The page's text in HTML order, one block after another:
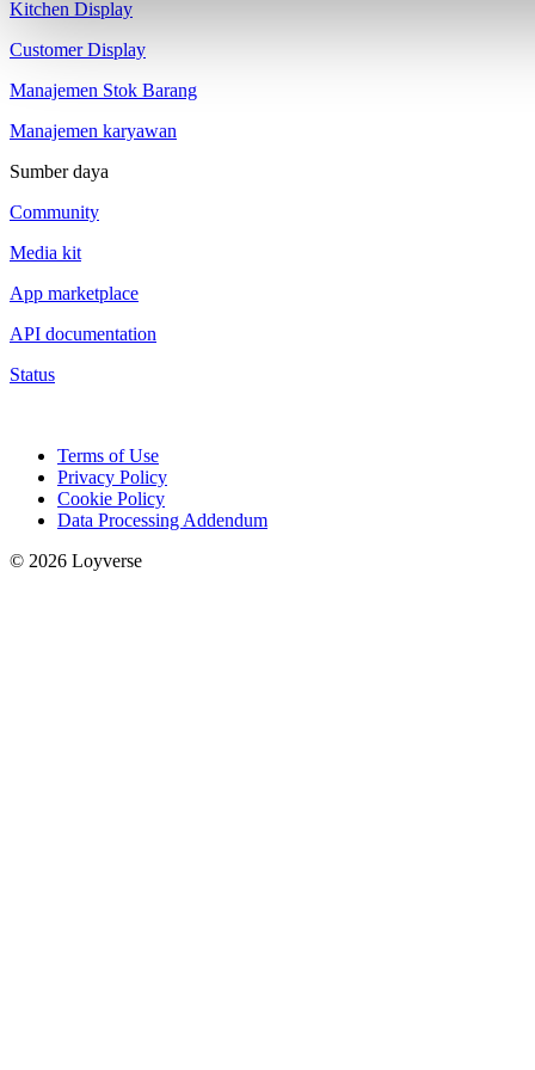
Kitchen Display
Customer Display
Manajemen Stok Barang
Manajemen karyawan
Sumber daya
Community
Media kit
App marketplace
API documentation
Status
Terms of Use
Privacy Policy
Cookie Policy
Data Processing Addendum
© 2026 Loyverse